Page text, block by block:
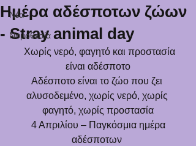
Νέα
Νομοθεσία
Ημέρα αδέσποτων ζώων
- Stray animal day
είναι αδέσποτο
Αδέσποτο είναι το ζώο που ζει
αλυσοδεμένο, χωρίς νερό, χωρίς
φαγητό, χωρίς προστασία
αδέσποτων